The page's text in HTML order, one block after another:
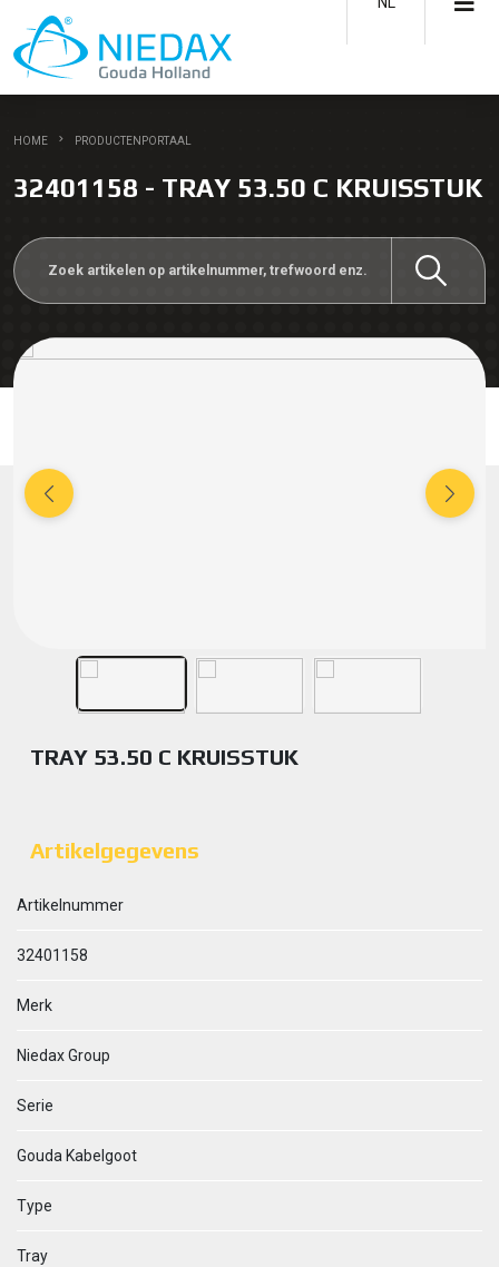
HOME PRODUCTENPORTAAL
32401158 - TRAY 53.50 C KRUISSTUK
TRAY 53.50 C KRUISSTUK
Artikelgegevens
Artikelnummer
32401158
Merk
Niedax Group
Serie
Gouda Kabelgoot
Type
Tray